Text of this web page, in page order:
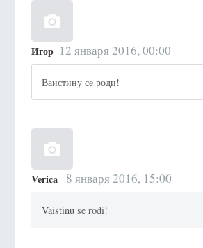
Игор 12 января 2016, 00:00
Ваистину се роди!
Verica 8 января 2016, 15:00
Vaistinu se rodi!